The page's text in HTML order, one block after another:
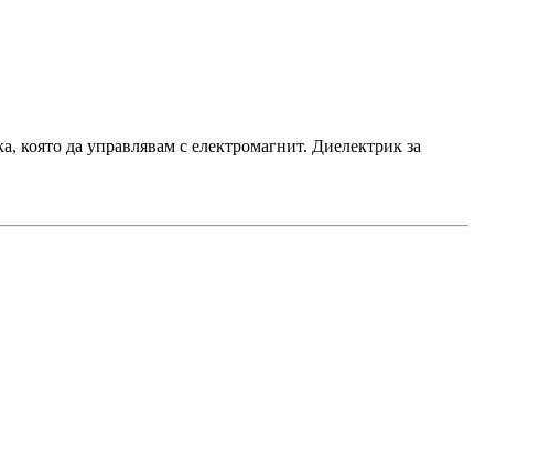
да управлявам с електромагнит. Диелектрик за